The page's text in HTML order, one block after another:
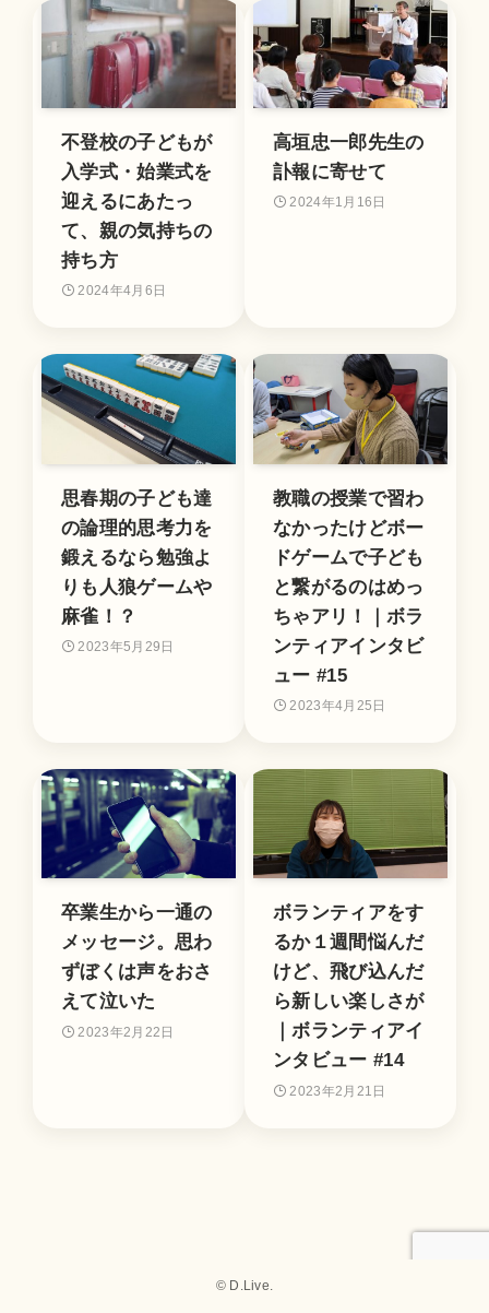
不登校の子どもが
入学式・始業式を
迎えるにあたっ
て、親の気持ちの
持ち方
2024年4月6日
高垣忠一郎先生の
訃報に寄せて
2024年1月16日
思春期の子ども達
の論理的思考力を
鍛えるなら勉強よ
りも人狼ゲームや
麻雀！？
2023年5月29日
教職の授業で習わ
なかったけどボー
ドゲームで子ども
と繋がるのはめっ
ちゃアリ！｜ボラ
ンティアインタビ
ュー #15
2023年4月25日
卒業生から一通の
メッセージ。思わ
ずぼくは声をおさ
えて泣いた
2023年2月22日
ボランティアをす
るか１週間悩んだ
けど、飛び込んだ
ら新しい楽しさが
｜ボランティアイ
ンタビュー #14
2023年2月21日
©D.Live.